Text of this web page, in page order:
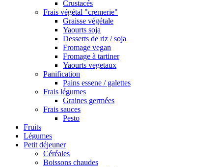
Crustacés
Frais végétal "cremerie"
Graisse végétale
Yaourts soja
Desserts de riz / soja
Fromage vegan
Fromage à tartiner
Yaourts vegetaux
Panification
Pains essene / galettes
Frais légumes
Graines germées
Frais sauces
Pesto
Fruits
Légumes
Petit déjeuner
Céréales
Boissons chaudes